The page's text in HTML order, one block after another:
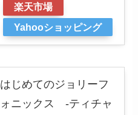
楽天市場
Yahooショッピング
はじめてのジョリーフ
ォニックス -ティチャ